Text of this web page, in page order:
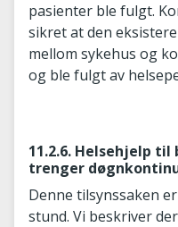
pasienter ble fulgt.
sikret at den
mellom sykehus og
og ble fulgt av
11.2.6. Helsehjelp
trenger
Denne tilsynssaken
stund. Vi beskriver